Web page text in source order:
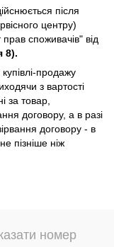
після
центру)
споживачів" від
8).
продажу
з вартості
за товар,
договору, а в разі
договору - в
пізніше ніж
номер